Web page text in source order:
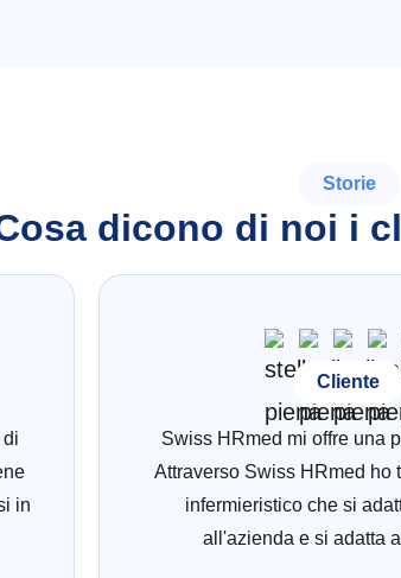
Storie
dicono di noi i
di
in
Cliente
Swiss HRmed mi offre una
Attraverso Swiss HRmed ho
infermieristico che si
all'azienda e si adatta